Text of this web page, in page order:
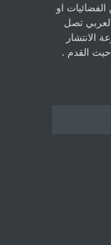
او
تصل
الانتشار
القدم .